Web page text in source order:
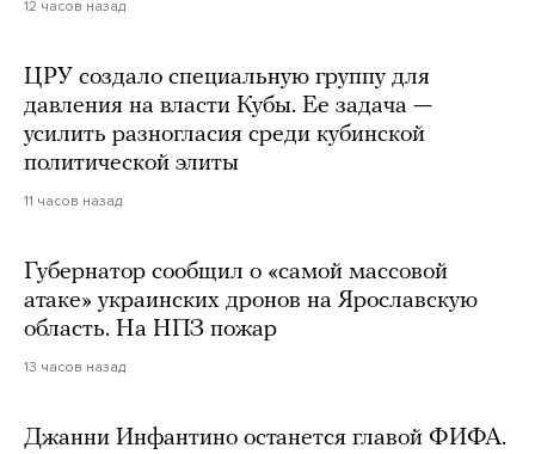
12 часов назад
ЦРУ создало специальную группу для
давления на власти Кубы. Ее задача —
усилить разногласия среди кубинской
политической элиты
11 часов назад
Губернатор сообщил о «самой массовой
атаке» украинских дронов на Ярославскую
область. На НПЗ пожар
13 часов назад
Джанни Инфантино останется главой ФИФА.